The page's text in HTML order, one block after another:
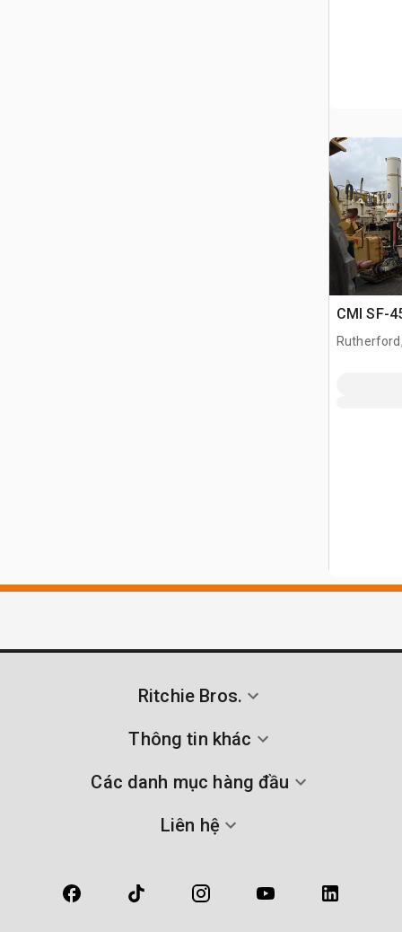
CMI SF-
Ritchie Bros.
Thông tin khác
Các danh mục hàng đầu
Liên hệ